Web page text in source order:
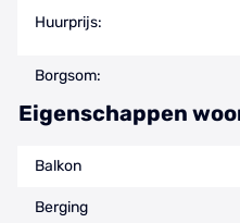
Huurprijs:
Borgsom:
Eigenschappen
Balkon
Berging